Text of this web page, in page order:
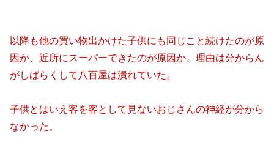
以降も他の買い物出かけた子供にも同じこと続けたのが原
因か、近所にスーパーできたのが原因か、理由は分からん
がしばらくして八百屋は潰れていた。
子供とはいえ客を客として見ないおじさんの神経が分から
なかった。